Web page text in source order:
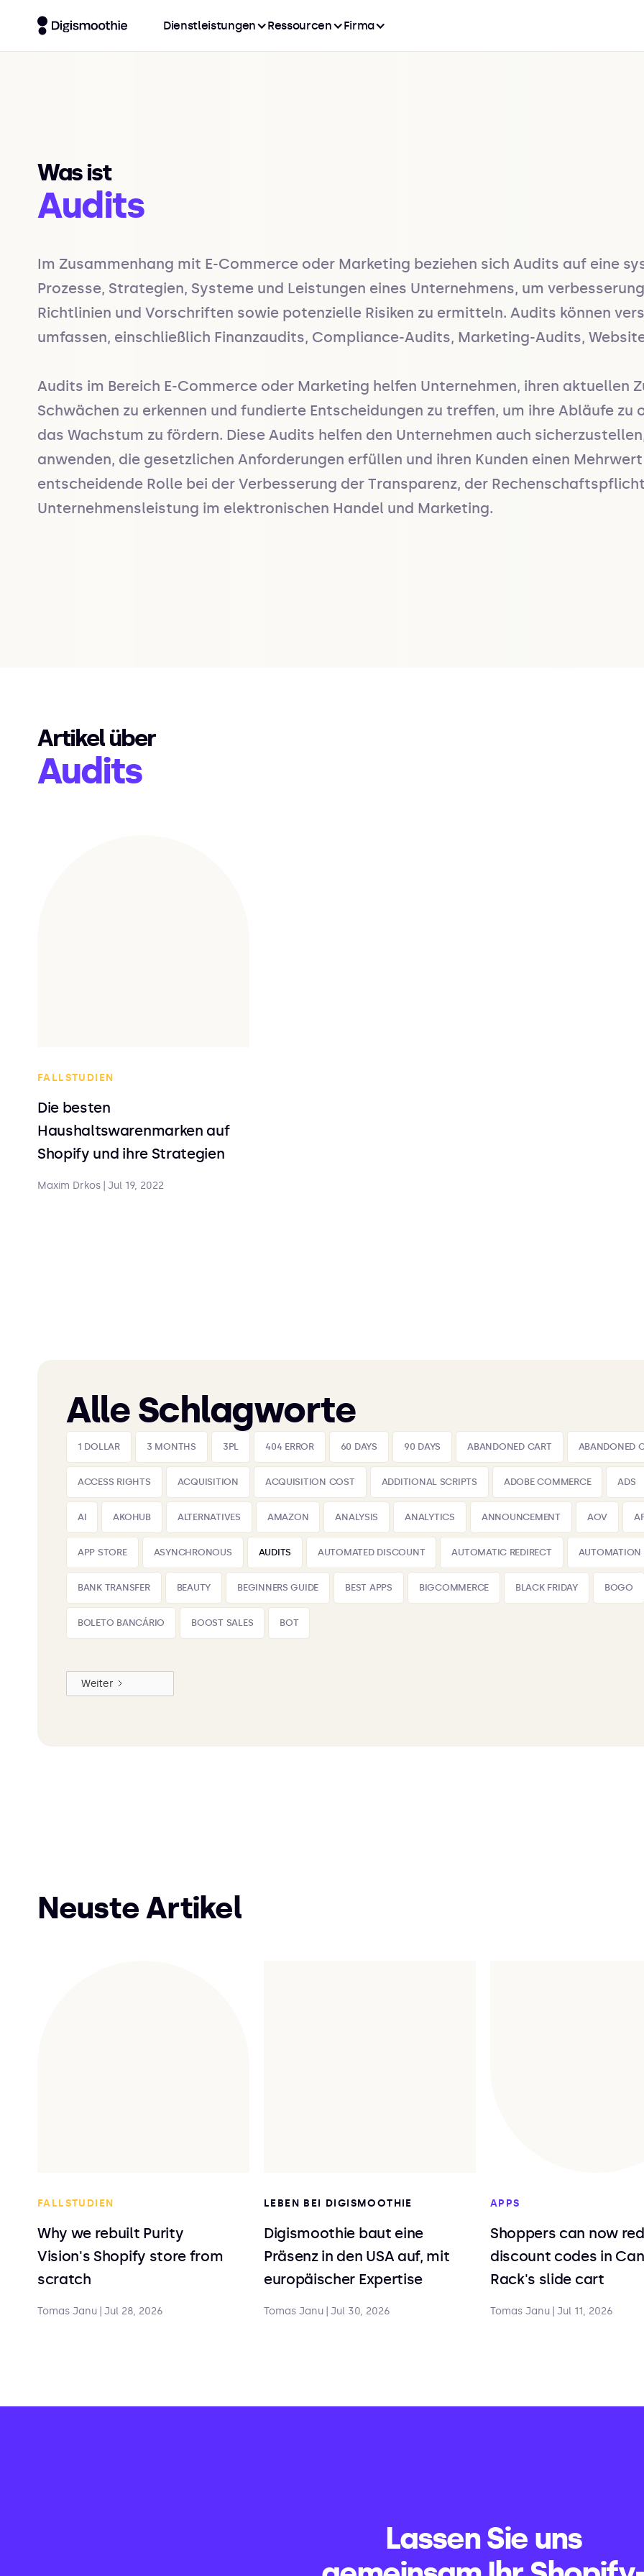
Dienstleistungen Ressourcen Firma
Was ist
Audits
Im Zusammenhang mit E-Commerce oder Marketing beziehen sich Audits auf eine
Prozesse, Strategien, Systeme und Leistungen eines Unternehmens, um
Richtlinien und Vorschriften sowie potenzielle Risiken zu ermitteln. Audits können
umfassen, einschließlich Finanzaudits, Compliance-Audits, Marketing-Audits,
Audits im Bereich E-Commerce oder Marketing helfen Unternehmen, ihren aktuellen
Schwächen zu erkennen und fundierte Entscheidungen zu treffen, um ihre Abläufe zu
das Wachstum zu fördern. Diese Audits helfen den Unternehmen auch
anwenden, die gesetzlichen Anforderungen erfüllen und ihren Kunden einen
entscheidende Rolle bei der Verbesserung der Transparenz, der
Unternehmensleistung im elektronischen Handel und Marketing.
Artikel über
Audits
FALLSTUDIEN
Die besten
Haushaltswarenmarken auf
Shopify und ihre Strategien
Maxim Drkos Jul 19, 2022
Alle Schlagworte
1 DOLLAR 3 MONTHS 3PL 404 ERROR 60 DAYS 90 DAYS ABANDONED CART ABANDONED
ACCESS RIGHTS ACQUISITION ACQUISITION COST ADDITIONAL SCRIPTS ADOBE COMMERCE ADS
AI AKOHUB ALTERNATIVES AMAZON ANALYSIS ANALYTICS ANNOUNCEMENT AOV
APP STORE ASYNCHRONOUS AUDITS AUTOMATED DISCOUNT AUTOMATIC REDIRECT AUTOMATION
BANK TRANSFER BEAUTY BEGINNERS GUIDE BEST APPS BIGCOMMERCE BLACK FRIDAY BOGO
BOLETO BANCÁRIO BOOST SALES BOT
Weiter
Neuste Artikel
FALLSTUDIEN
Why we rebuilt Purity
Vision's Shopify store from
scratch
Tomas Janu Jul 28, 2026
LEBEN BEI DIGISMOOTHIE
Digismoothie baut eine
Präsenz in den USA auf, mit
europäischer Expertise
Tomas Janu Jul 30, 2026
APPS
Shoppers can now
discount codes in
Rack's slide cart
Tomas Janu Jul 11, 2026
Lassen Sie uns